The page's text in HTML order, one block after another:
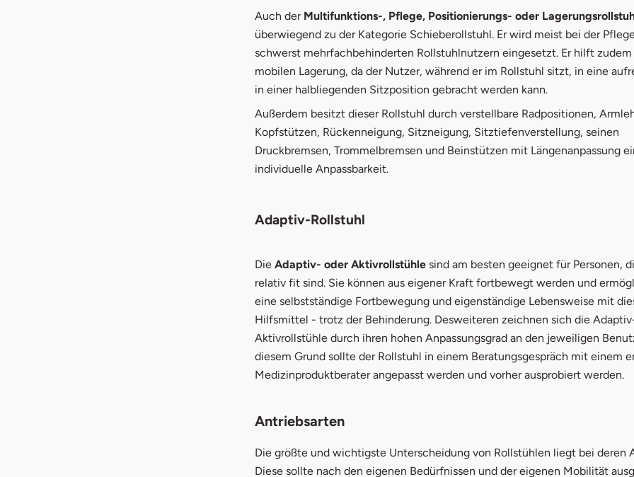
Auch derMultifunktions-, Pflege, Positionierungs- oder
überwiegend zu der Kategorie Schieberollstuhl. Er wird meist bei der
schwerst mehrfachbehinderten Rollstuhlnutzern eingesetzt. Er hilft
mobilen Lagerung, da der Nutzer, während er im Rollstuhl sitzt, in eine
in einer halbliegenden Sitzposition gebracht werden kann.
Außerdem besitzt dieser Rollstuhl durch verstellbare Radpositionen,
Kopfstützen, Rückenneigung, Sitzneigung, Sitztiefenverstellung, seinen
Druckbremsen, Trommelbremsen und Beinstützen mit Längenanpassung
individuelle Anpassbarkeit.
Adaptiv-Rollstuhl
Die Adaptiv- oder Aktivrollstühle sind am besten geeignet für Personen,
relativ fit sind. Sie können aus eigener Kraft fortbewegt werden und
eine selbstständige Fortbewegung und eigenständige Lebensweise mit
Hilfsmittel - trotz der Behinderung. Desweiteren zeichnen sich die
Aktivrollstühle durch ihren hohen Anpassungsgrad an den jeweiligen
diesem Grund sollte der Rollstuhl in einem Beratungsgespräch mit einem
Medizinproduktberater angepasst werden und vorher ausprobiert werden.
Antriebsarten
Die größte und wichtigste Unterscheidung von Rollstühlen liegt bei deren
Diese sollte nach den eigenen Bedürfnissen und der eigenen Mobilität